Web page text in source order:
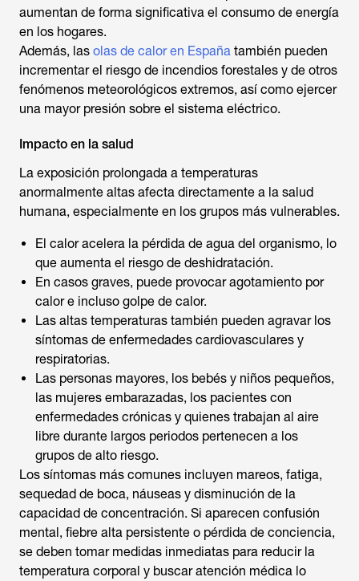
aumentan de forma significativa el consumo de energía
en los hogares.
Además, las olas de calor en España también pueden
incrementar el riesgo de incendios forestales y de otros
fenómenos meteorológicos extremos, así como ejercer
una mayor presión sobre el sistema eléctrico.
Impacto en la salud
La exposición prolongada a temperaturas
anormalmente altas afecta directamente a la salud
humana, especialmente en los grupos más vulnerables.
El calor acelera la pérdida de agua del organismo, lo
que aumenta el riesgo de deshidratación.
En casos graves, puede provocar agotamiento por
calor e incluso golpe de calor.
Las altas temperaturas también pueden agravar los
síntomas de enfermedades cardiovasculares y
respiratorias.
Las personas mayores, los bebés y niños pequeños,
las mujeres embarazadas, los pacientes con
enfermedades crónicas y quienes trabajan al aire
libre durante largos periodos pertenecen a los
grupos de alto riesgo.
Los síntomas más comunes incluyen mareos, fatiga,
sequedad de boca, náuseas y disminución de la
capacidad de concentración. Si aparecen confusión
mental, fiebre alta persistente o pérdida de conciencia,
se deben tomar medidas inmediatas para reducir la
temperatura corporal y buscar atención médica lo